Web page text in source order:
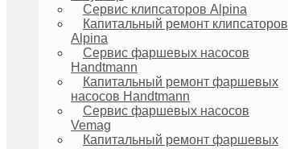
Сервис клипсаторов Alpina
Капитальный ремонт клипсаторов
Alpina
Сервис фаршевых насосов
Handtmann
Капитальный ремонт фаршевых
насосов Handtmann
Сервис фаршевых насосов
Vemag
Капитальный ремонт фаршевых